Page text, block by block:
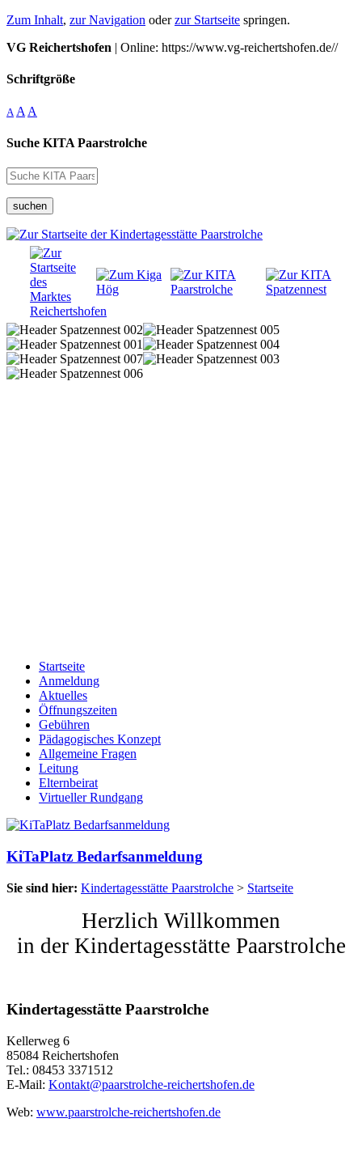
Zum Inhalt, zur Navigation oderzur Startseite springen.
VG Reichertshofen | Online: https://www.vg-reichertshofen.de//
Schriftgröße
A A A
Suche KITA Paarstrolche
suchen
Startseite
Anmeldung
Aktuelles
Öffnungszeiten
Gebühren
Pädagogisches Konzept
Allgemeine Fragen
Leitung
Elternbeirat
Virtueller Rundgang
KiTaPlatz Bedarfsanmeldung
Sie sind hier: Kindertagesstätte Paarstrolche > Startseite
Herzlich Willkommen
in der Kindertagesstätte Paarstrolche
Kindertagesstätte Paarstrolche
Kellerweg 6
85084 Reichertshofen
Tel.: 08453 3371512
E-Mail: Kontakt@paarstrolche-reichertshofen.de
Web: www.paarstrolche-reichertshofen.de